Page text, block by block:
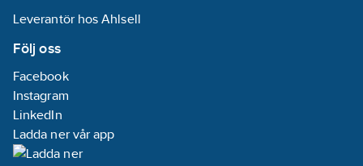
Leverantör hos Ahlsell
Följ oss
Facebook
Instagram
LinkedIn
Ladda ner vår app